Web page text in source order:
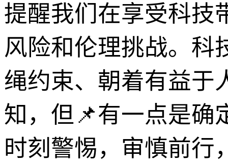
提醒我们在享受科技
风险和伦理挑战。科
绳约束、朝着有益于
知，但📌有一点是确
时刻警惕，审慎前行